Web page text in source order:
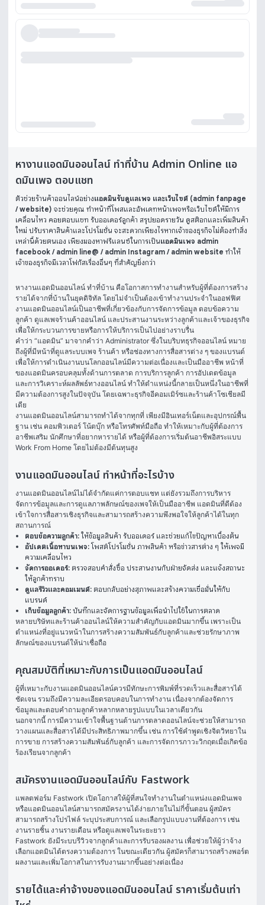
หางานแอดมินออนไลน์ ทําที่บ้าน Admin Online แอ
ดมินเพจ ตอบแชท
ตัวช่วยร้านค้าออนไลน์อย่างแอดมินรับดูแลเพจ และเว็บไซต์ (admin fanpage
/ website) จะช่วยคุณ ทำหน้าที่โพสและอัพเดทหน้าเพจหรือเว็บไซต์ให้มีการ
เคลื่อนไหว คอยตอบแชท รับออเดอร์ลูกค้า สรุปยอดรายวัน ดูสต๊อกและเพิ่มสินค้า
ใหม่ ปรับราคาสินค้าและโปรโมชั่น จะสะดวกเพียงไรหากเจ้าของธุรกิจไม่ต้องทำสิ่ง
เหล่านี้ด้วยตนเอง เพียงมองหาฟรีแลนซ์ในการเป็นแอดมินเพจ admin
facebook / admin line@ / admin Instagram / admin website ทำให้
เจ้าของธุรกิจมีเวลาโฟกัสเรื่องอื่นๆ ที่สำคัญยิ่งกว่า
หางานแอดมินออนไลน์ ทําที่บ้าน คือโอกาสการทำงานสำหรับผู้ที่ต้องการสร้าง
รายได้จากที่บ้านในยุคดิจิทัล โดยไม่จำเป็นต้องเข้าทำงานประจำในออฟฟิศ
งานแอดมินออนไลน์เป็นอาชีพที่เกี่ยวข้องกับการจัดการข้อมูล ตอบข้อความ
ลูกค้า ดูแลเพจร้านค้าออนไลน์ และประสานงานระหว่างลูกค้าและเจ้าของธุรกิจ
เพื่อให้กระบวนการขายหรือการให้บริการเป็นไปอย่างราบรื่น
คำว่า “แอดมิน” มาจากคำว่า Administrator ซึ่งในบริบทธุรกิจออนไลน์ หมาย
ถึงผู้ที่มีหน้าที่ดูแลระบบเพจ ร้านค้า หรือช่องทางการสื่อสารต่าง ๆ ของแบรนด์
เพื่อให้การดำเนินงานบนโลกออนไลน์มีความต่อเนื่องและเป็นมืออาชีพ หน้าที่
ของแอดมินครอบคลุมทั้งด้านการตลาด การบริการลูกค้า การอัปเดตข้อมูล
และการวิเคราะห์ผลลัพธ์ทางออนไลน์ ทำให้ตำแหน่งนี้กลายเป็นหนึ่งในอาชีพที่
มีความต้องการสูงในปัจจุบัน โดยเฉพาะธุรกิจอีคอมเมิร์ซและร้านค้าโซเชียลมี
เดีย
งานแอดมินออนไลน์สามารถทำได้จากทุกที่ เพียงมีอินเทอร์เน็ตและอุปกรณ์พื้น
ฐาน เช่น คอมพิวเตอร์ โน้ตบุ๊ก หรือโทรศัพท์มือถือ ทำให้เหมาะกับผู้ที่ต้องการ
อาชีพเสริม นักศึกษาที่อยากหารายได้ หรือผู้ที่ต้องการเริ่มต้นอาชีพอิสระแบบ
Work From Home โดยไม่ต้องมีต้นทุนสูง
งานแอดมินออนไลน์ ทำหน้าที่อะไรบ้าง
งานแอดมินออนไลน์ไม่ได้จำกัดแค่การตอบแชท แต่ยังรวมถึงการบริหาร
จัดการข้อมูลและการดูแลภาพลักษณ์ของเพจให้เป็นมืออาชีพ แอดมินที่ดีต้อง
เข้าใจการสื่อสารเชิงธุรกิจและสามารถสร้างความพึงพอใจให้ลูกค้าได้ในทุก
สถานการณ์
ตอบข้อความลูกค้า: ให้ข้อมูลสินค้า รับออเดอร์ และช่วยแก้ไขปัญหาเบื้องต้น
อัปเดตเนื้อหาบนเพจ: โพสต์โปรโมชั่น ภาพสินค้า หรือข่าวสารต่าง ๆ ให้เพจมี
ความเคลื่อนไหว
จัดการออเดอร์: ตรวจสอบคำสั่งซื้อ ประสานงานกับฝ่ายจัดส่ง และแจ้งสถานะ
ให้ลูกค้าทราบ
ดูแลรีวิวและคอมเมนต์: ตอบกลับอย่างสุภาพและสร้างความเชื่อมั่นให้กับ
แบรนด์
เก็บข้อมูลลูกค้า: บันทึกและจัดการฐานข้อมูลเพื่อนำไปใช้ในการตลาด
หลายบริษัทและร้านค้าออนไลน์ให้ความสำคัญกับแอดมินมากขึ้น เพราะเป็น
ตำแหน่งที่อยู่แนวหน้าในการสร้างความสัมพันธ์กับลูกค้าและช่วยรักษาภาพ
ลักษณ์ของแบรนด์ให้น่าเชื่อถือ
คุณสมบัติที่เหมาะกับการเป็นแอดมินออนไลน์
ผู้ที่เหมาะกับงานแอดมินออนไลน์ควรมีทักษะการพิมพ์ที่รวดเร็วและสื่อสารได้
ชัดเจน รวมถึงมีความละเอียดรอบคอบในการทำงาน เนื่องจากต้องจัดการ
ข้อมูลและตอบคำถามลูกค้าหลากหลายรูปแบบในเวลาเดียวกัน
นอกจากนี้ การมีความเข้าใจพื้นฐานด้านการตลาดออนไลน์จะช่วยให้สามารถ
วางแผนและสื่อสารได้มีประสิทธิภาพมากขึ้น เช่น การใช้คำพูดเชิงจิตวิทยาใน
การขาย การสร้างความสัมพันธ์กับลูกค้า และการจัดการภาวะวิกฤตเมื่อเกิดข้อ
ร้องเรียนจากลูกค้า
สมัครงานแอดมินออนไลน์กับ Fastwork
แพลตฟอร์ม Fastwork เปิดโอกาสให้ผู้ที่สนใจทำงานในตำแหน่งแอดมินเพจ
หรือแอดมินออนไลน์สามารถสมัครงานได้ง่ายภายในไม่กี่ขั้นตอน ผู้สมัคร
สามารถสร้างโปรไฟล์ ระบุประสบการณ์ และเลือกรูปแบบงานที่ต้องการ เช่น
งานรายชิ้น งานรายเดือน หรือดูแลเพจในระยะยาว
Fastwork ยังมีระบบรีวิวจากลูกค้าและการรับรองผลงาน เพื่อช่วยให้ผู้ว่าจ้าง
เลือกแอดมินได้ตรงความต้องการ ในขณะเดียวกัน ผู้สมัครก็สามารถสร้างพอร์ต
ผลงานและเพิ่มโอกาสในการรับงานมากขึ้นอย่างต่อเนื่อง
รายได้และค่าจ้างของแอดมินออนไลน์ ราคาเริ่มต้นเท่า